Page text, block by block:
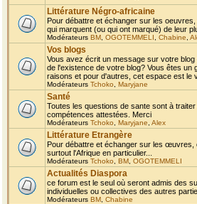
Littérature Négro-africaine
Pour débattre et échanger sur les
qui marquent (ou qui ont marqué) de leur
Modérateurs BM OGOTEMMELI Chabine
Vos blogs
Vous avez écrit un message sur votre
de l'existence de votre blog? Vous êtes
raisons et pour d'autres, cet espace est le
Modérateurs Tchoko Maryjane
Santé
Toutes les questions de sante sont à
compétences attestées. Merci
Modérateurs Tchoko Maryjane Alex
Littérature Etrangère
Pour débattre et échanger sur les œuvres,
surtout l'Afrique en particulier...
Modérateurs Tchoko BM OGOTEMMELI
Actualités Diaspora
ce forum est le seul où seront admis des
individuelles ou collectives des autres
Modérateurs BM Chabine